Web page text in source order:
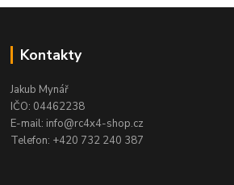
Kontakty
Jakub Mynář
IČO: 04462238
E-mail: info@rc4x4-shop.cz
Telefon: +420 732 240 387